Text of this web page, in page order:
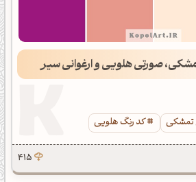
صورتی هلویی و ارغوانی سیر
تمشکی
کد رنگ هلویی
415